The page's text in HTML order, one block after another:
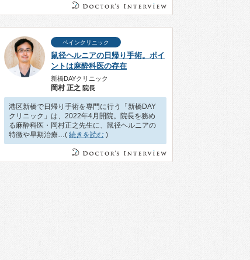
ペインクリニック
鼠径ヘルニアの日帰り手術。ポイ
ントは麻酔科医の存在
新橋DAYクリニック
岡村 正之 院長
港区新橋で日帰り手術を専門に行う「新橋DAY
クリニック」は、2022年4月開院。院長を務め
る麻酔科医・岡村正之先生に、鼠径ヘルニアの
特徴や早期治療…( 続きを読む )